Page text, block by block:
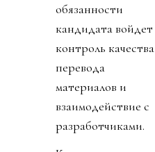
обязанности
кандидата войдет
контроль качества
перевода
материалов и
взаимодействие с
разработчиками.